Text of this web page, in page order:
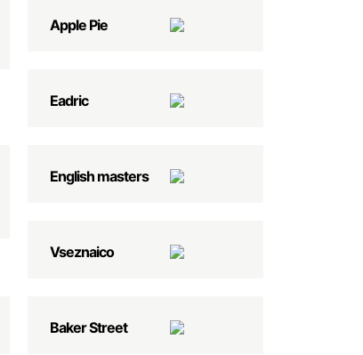
Apple Pie
Eadric
English masters
Vseznaico
Baker Street